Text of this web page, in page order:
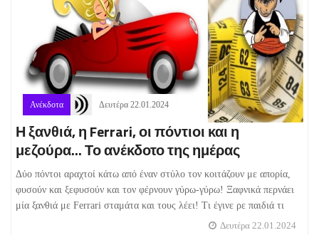
Ανέκδοτα Δευτέρα 22.01.2024
Η ξανθιά, η Ferrari, οι πόντιοι και η
μεζούρα... Το ανέκδοτο της ημέρας
Δύο πόντοι αραχτοί κάτω από έναν στύλο τον κοιτάζουν με απορία,
φυσούν και ξεφυσούν και τον φέρνουν γύρω-γύρω! Ξαφνικά περνάει
μία ξανθιά με Ferrari σταμάτα και τους λέει! Τι έγινε ρε παιδιά τι
Δευτέρα 22.01.2024